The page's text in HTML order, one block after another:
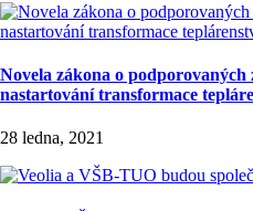
Novela zákona o
nastartování transformace
28 ledna, 2021